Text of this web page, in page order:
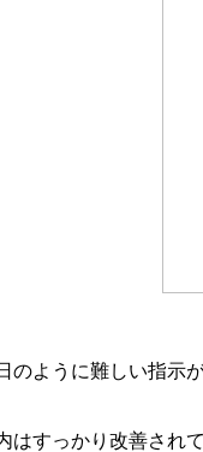
のように難しい指示
すっかり改善され